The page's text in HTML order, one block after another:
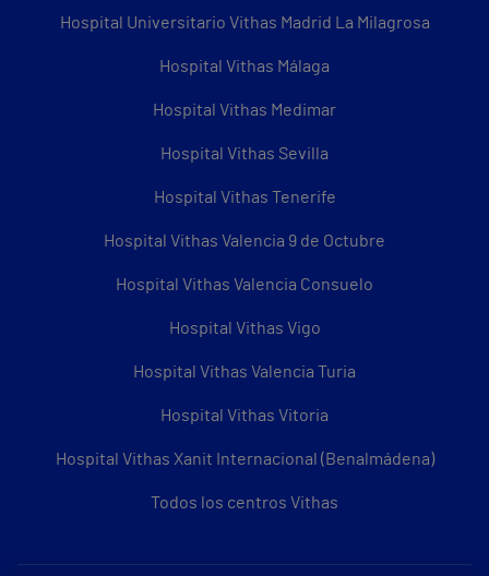
Hospital Universitario Vithas Madrid La Milagrosa
Hospital Vithas Málaga
Hospital Vithas Medimar
Hospital Vithas Sevilla
Hospital Vithas Tenerife
Hospital Vithas Valencia 9 de Octubre
Hospital Vithas Valencia Consuelo
Hospital Vithas Vigo
Hospital Vithas Valencia Turia
Hospital Vithas Vitoria
Hospital Vithas Xanit Internacional (Benalmádena)
Todos los centros Vithas